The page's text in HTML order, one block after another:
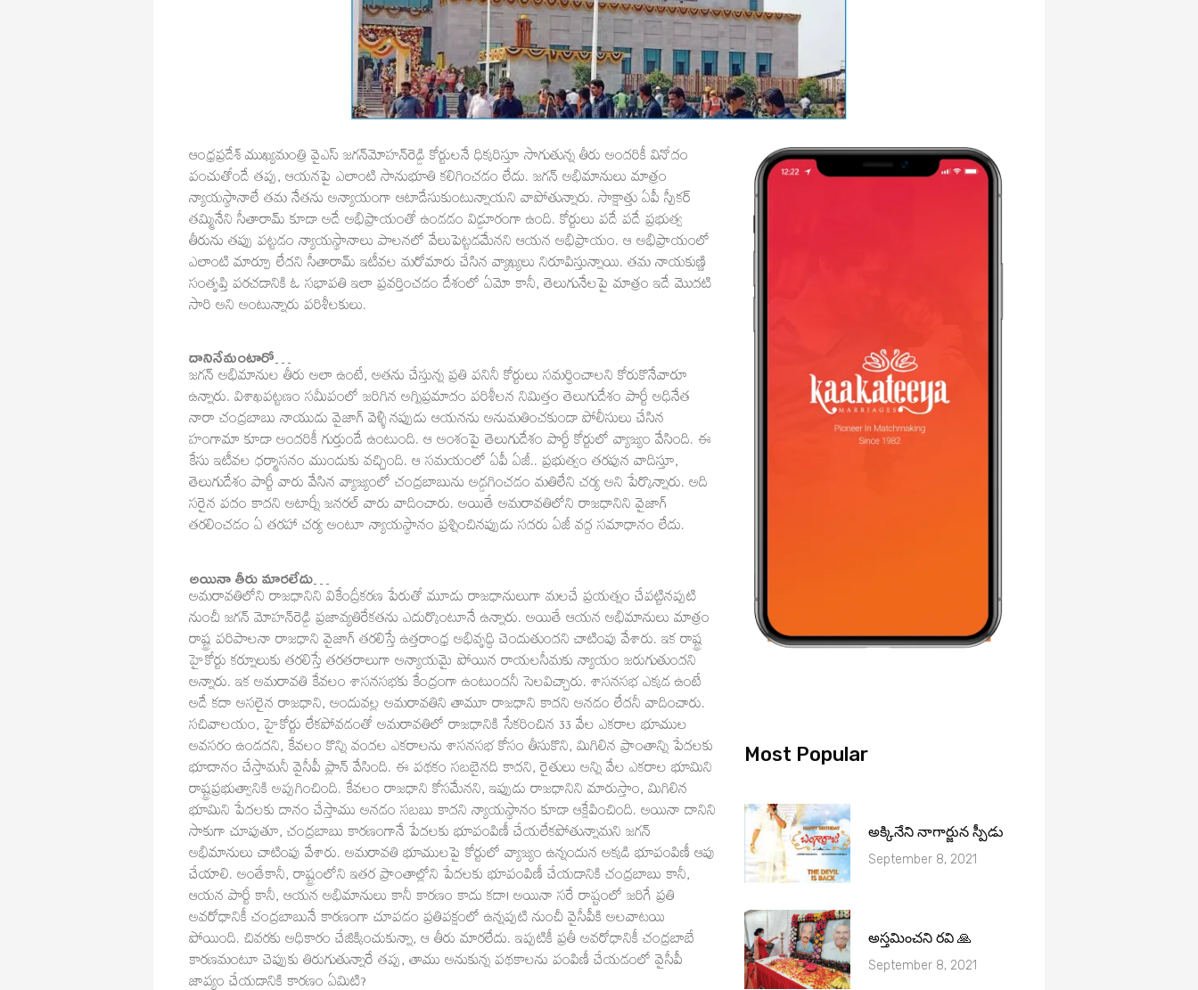
ఆంధ్రప్రదేశ్ ముఖ్యమంత్రి వైఎస్ జగన్‌మోహన్‌రెడ్డి కోర్టులనే ధిక్కరిస్తూ సాగుతున్న తీరు అందరికీ వినోదం
పంచుతోందే తప్ప, ఆయనపై ఎలాంటి సానుభూతి కలిగించడం లేదు. జగన్ అభిమానులు మాత్రం
న్యాయస్థానాలే తమ నేతను అన్యాయంగా ఆటాడేసుకుంటున్నాయని వాపోతున్నారు. సాక్షాత్తు ఏపీ స్పీకర్
తమ్మినేని సీతారామ్ కూడా అదే అభిప్రాయంతో ఉండడం విడ్డూరంగా ఉంది. కోర్టులు పదే పదే ప్రభుత్వ
తీరును తప్పు పట్టడం న్యాయస్థానాలు పాలనలో వేలుపెట్టడమేనని ఆయన అభిప్రాయం. ఆ అభిప్రాయంలో
ఎలాంటి మార్పూ లేదని సీతారామ్ ఇటీవల మరోమారు చేసిన వ్యాఖ్యలు నిరూపిస్తున్నాయి. తమ నాయకుణ్ణి
సంతృప్తి పరచడానికి ఓ సభాపతి ఇలా ప్రవర్తించడం దేశంలో ఏమో కానీ, తెలుగునేలపై మాత్రం ఇదే మొదటి
సారి అని అంటున్నారు పరిశీలకులు.
దానినేమంటారో…
జగన్ అభిమానుల తీరు అలా ఉంటే, అతను చేస్తున్న ప్రతి పనినీ కోర్టులు సమర్థించాలని కోరుకొనేవారూ
ఉన్నారు. విశాఖపట్టణం సమీపంలో జరిగిన అగ్నిప్రమాదం పరిశీలన నిమిత్తం తెలుగుదేశం పార్టీ అధినేత
నారా చంద్రబాబు నాయుడు వైజాగ్ వెళ్ళినప్పుడు ఆయనను అనుమతించకుండా పోలీసులు చేసిన
హంగామా కూడా అందరికీ గుర్తుండే ఉంటుంది. ఆ అంశంపై తెలుగుదేశం పార్టీ కోర్టులో వ్యాజ్యం వేసింది. ఈ
కేసు ఇటీవల ధర్మాసనం ముందుకు వచ్చింది. ఆ సమయంలో ఏపీ ఏజీ.. ప్రభుత్వం తరపున వాదిస్తూ,
తెలుగుదేశం పార్టీ వారు వేసిన వ్యాజ్యంలో చంద్రబాబును అడ్డగించడం మతిలేని చర్య అని పేర్కొన్నారు. అది
సరైన పదం కాదని అటార్నీ జనరల్ వారు వాదించారు. అయితే అమరావతిలోని రాజధానిని వైజాగ్
తరలించడం ఏ తరహా చర్య అంటూ న్యాయస్థానం ప్రశ్నించినప్పుడు సదరు ఏజీ వద్ద సమాధానం లేదు.
అయినా తీరు మారలేదు…
అమరావతిలోని రాజధానిని వికేంద్రీకరణ పేరుతో మూడు రాజధానులుగా మలచే ప్రయత్నం చేపట్టినప్పటి
నుంచీ జగన్ మోహన్‌రెడ్డి ప్రజావ్యతిరేకతను ఎదుర్కొంటూనే ఉన్నారు. అయితే ఆయన అభిమానులు మాత్రం
రాష్ట్ర పరిపాలనా రాజధాని వైజాగ్ తరలిస్తే ఉత్తరాంధ్ర అభివృద్ధి చెందుతుందని చాటింపు వేశారు. ఇక రాష్ట్ర
హైకోర్టు కర్నూలుకు తరలిస్తే తరతరాలుగా అన్యాయమై పోయిన రాయలసీమకు న్యాయం జరుగుతుందని
అన్నారు. ఇక అమరావతి కేవలం శాసనసభకు కేంద్రంగా ఉంటుందనీ సెలవిచ్చారు. శాసనసభ ఎక్కడ ఉంటే
అదే కదా అసలైన రాజధాని, అందువల్ల అమరావతిని తామూ రాజధాని కాదని అనడం లేదనీ వాదించారు.
సచివాలయం, హైకోర్టు లేకపోవడంతో అమరావతిలో రాజధానికి సేకరించిన 33 వేల ఎకరాల భూముల
అవసరం ఉండదని, కేవలం కొన్ని వందల ఎకరాలను శాసనసభ కోసం తీసుకొని, మిగిలిన ప్రాంతాన్ని పేదలకు
భూదానం చేస్తామనీ వైసీపీ ప్లాన్ వేసింది. ఈ పథకం సబబైనది కాదని, రైతులు అన్ని వేల ఎకరాల భూమిని
రాష్ట్రప్రభుత్వానికి అప్పగించింది. కేవలం రాజధాని కోసమేనని, ఇప్పుడు రాజధానిని మారుస్తాం, మిగిలిన
భూమిని పేదలకు దానం చేస్తాము అనడం సబబు కాదని న్యాయస్థానం కూడా ఆక్షేపించింది. అయినా దానిని
సాకుగా చూపుతూ, చంద్రబాబు కారణంగానే పేదలకు భూపంపిణీ చేయలేకపోతున్నామని జగన్
అభిమానులు చాటింపు వేశారు. అమరావతి భూములపై కోర్టులో వ్యాజ్యం ఉన్నందున అక్కడి భూపంపిణీ ఆపు
చేయాలి. అంతేకానీ, రాష్ట్రంలోని ఇతర ప్రాంతాల్లోని పేదలకు భూపంపిణీ చేయడానికి చంద్రబాబు కానీ,
ఆయన పార్టీ కానీ, ఆయన అభిమానులు కానీ కారణం కాదు కదా! అయినా సరే రాష్టంలో జరిగే ప్రతి
అవరోధానికీ చంద్రబాబునే కారణంగా చూపడం ప్రతిపక్షంలో ఉన్నప్పటి నుంచీ వైసీపీకి అలవాటయి
పోయింది. చివరకు అధికారం చేజిక్కించుకున్నా, ఆ తీరు మారలేదు. ఇప్పటికీ ప్రతీ అవరోధానికీ చంద్రబాబే
కారణమంటూ చెప్పుకు తిరుగుతున్నారే తప్ప, తాము అనుకున్న పథకాలను పంపిణీ చేయడంలో వైసీపీ
జాప్యం చేయడానికి కారణం ఏమిటి?
Most Popular
అక్కినేని నాగార్జున స్పీడు
September 8, 2021
అస్తమించని రవి 🙏
September 8, 2021